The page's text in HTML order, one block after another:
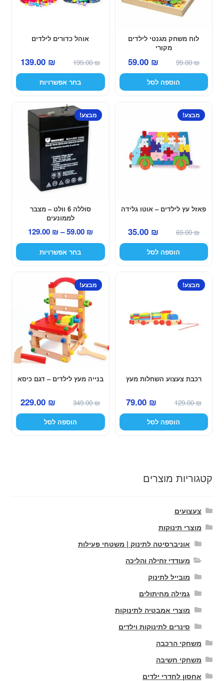
לוח משחק מגנטי לילדים
מקורי
99.00₪
המחיר
המקורי
היה:
59.00 ₪
המחיר
הנוכחי
הוא:
הוספה לסל
אוהל כדורים לילדים
199.00₪
המחיר
המקורי
היה:
139.00 ₪
הוא:
בחר אפשרויות
האפשרויות
המוצר
פאזל עץ לילדים – אוטו גלידה
מבצע!
69.00₪
המחיר
המקורי
היה:
35.00 ₪
המחיר
הנוכחי
הוא:
הוספה לסל
סוללה 6 וולט – מצבר
לממונעים
מבצע!
59.00 ₪
–
129.00 ₪
מחירים:
בחר אפשרויות
למוצר
זה
האפשרויות
המוצר
רכבת צעצוע השחלות מעץ
מבצע!
129.00₪
המחיר
המקורי
היה:
79.00 ₪
המחיר
הנוכחי
הוא:
הוספה לסל
בנייה מעץ לילדים – דגם כיסא
מבצע!
349.00₪
המחיר
המקורי
היה:
229.00 ₪
הוא:
הוספה לסל
קטגוריות מוצרים
צעצועים
מוצרי תינוקות
אוניברסיטה לתינוק | משטחי פעילות
מעודדי זחילה והליכה
מובייל לתינוק
גמילה מחיתולים
מוצרי אמבטיה לתינוקות
סינרים לתינוקות וילדים
משחקי הרכבה
משחקי חשיבה
אחסון לחדרי ילדים